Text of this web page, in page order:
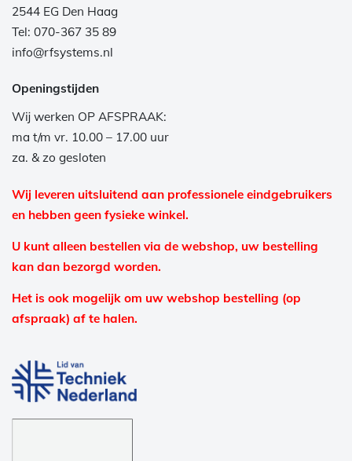
2544 EG Den Haag
Tel: 070-367 35 89
info@rfsystems.nl
Openingstijden
Wij werken OP AFSPRAAK:
ma t/m vr. 10.00 – 17.00 uur
za. & zo gesloten
Wij leveren uitsluitend aan professionele eindgebruikers
en hebben geen fysieke winkel.
U kunt alleen bestellen via de webshop, uw bestelling
kan dan bezorgd worden.
Het is ook mogelijk om uw webshop bestelling (op
afspraak) af te halen.